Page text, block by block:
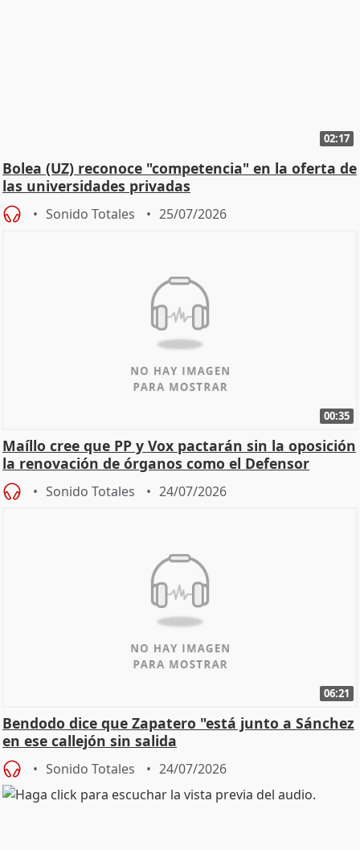
02:17
Bolea (UZ) reconoce "competencia" en la oferta de
las universidades privadas
Sonido Totales 25/07/2026
00:35
Maíllo cree que PP y Vox pactarán sin la oposición
la renovación de órganos como el Defensor
Sonido Totales 24/07/2026
06:21
Bendodo dice que Zapatero "está junto a Sánchez
en ese callejón sin salida
Sonido Totales 24/07/2026